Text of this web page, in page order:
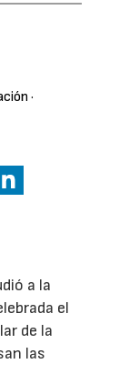
·
a la
el
de la
las